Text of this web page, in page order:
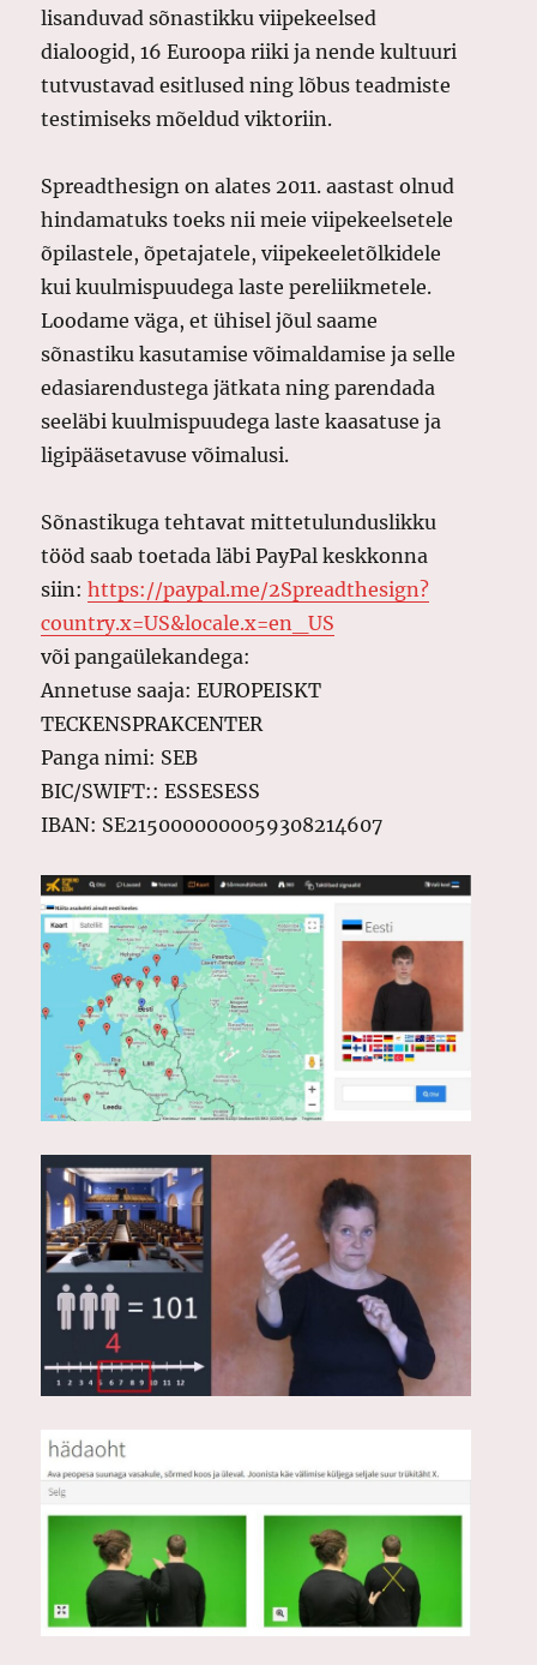
lisanduvad sõnastikku viipekeelsed
dialoogid, 16 Euroopa riiki ja nende kultuuri
tutvustavad esitlused ning lõbus teadmiste
testimiseks mõeldud viktoriin.
Spreadthesign on alates 2011. aastast olnud
hindamatuks toeks nii meie viipekeelsetele
õpilastele, õpetajatele, viipekeeletõlkidele
kui kuulmispuudega laste pereliikmetele.
Loodame väga, et ühisel jõul saame
sõnastiku kasutamise võimaldamise ja selle
edasiarendustega jätkata ning parendada
seeläbi kuulmispuudega laste kaasatuse ja
ligipääsetavuse võimalusi.
Sõnastikuga tehtavat mittetulunduslikku
tööd saab toetada läbi PayPal keskkonna
siin:https://paypal.me/2Spreadthesign?
country.x=US&locale.x=en_US
või pangaülekandega:
Annetuse saaja: EUROPEISKT
TECKENSPRAKCENTER
Panga nimi: SEB
BIC/SWIFT:: ESSESESS
IBAN: SE2150000000059308214607